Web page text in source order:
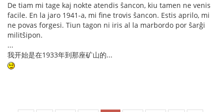
De tiam mi tage kaj nokte atendis ŝancon, kiu tamen ne venis
facile. En la jaro 1941-a, mi fine trovis ŝancon. Estis aprilo, mi
ne povas forgesi. Tiun tagon ni iris al la marbordo por ŝarĝi
militŝipon.
...
我开始是在1933年到那座矿山的...